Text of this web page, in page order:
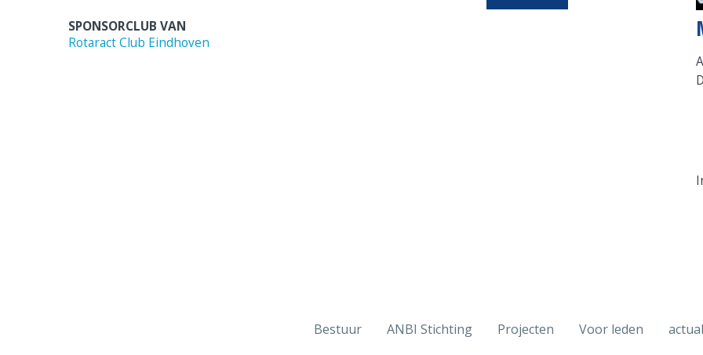
SPONSORCLUB VAN
Rotaract Club Eindhoven
Bestuur ANBI Stichting Projecten Voor leden